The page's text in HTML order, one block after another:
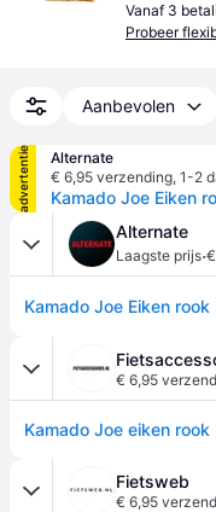
Vanaf 3
Probeer
Aanbevolen
advertentie
Alternate
€ 6,95 verzending, 1-2
Alternate
Laagste prijs·
€ 6,95
Kamado Joe eiken
Fietsweb
€ 6,95